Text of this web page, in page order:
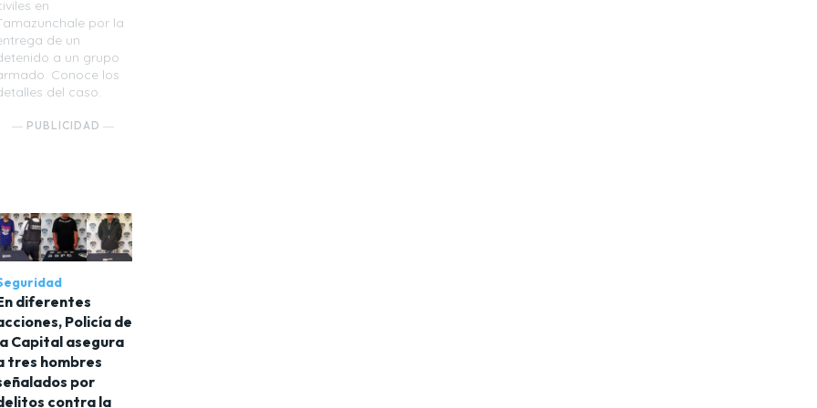
en
por la
de un
a un grupo
Conoce los
del caso.
― PUBLICIDAD ―
diferentes
Policía de
Capital asegura
tres hombres
por
contra la